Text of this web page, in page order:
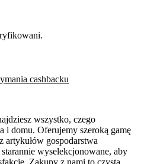
cashbacku
wszystko, czego
i domu. Oferujemy szeroką gamę
artykułów gospodarstwa
wyselekcjonowane, aby